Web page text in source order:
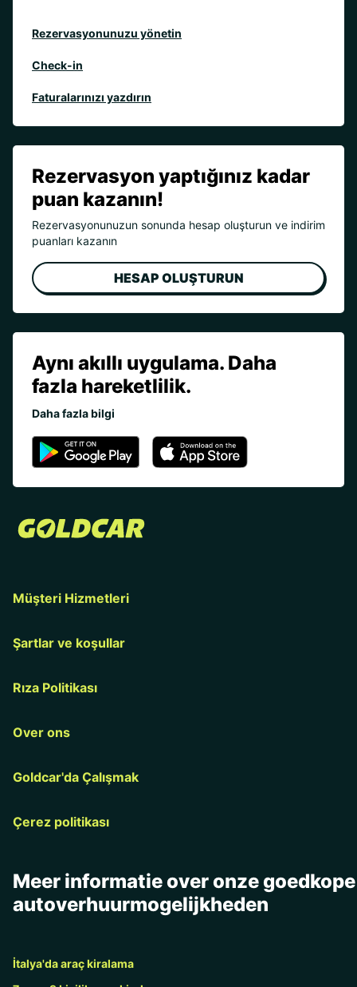
Rezervasyonunuzu yönetin
Check-in
Faturalarınızı yazdırın
Rezervasyon yaptığınız kadar
puan kazanın!
Rezervasyonunuzun sonunda hesap oluşturun ve indirim
puanları kazanın
HESAP OLUŞTURUN
Aynı akıllı uygulama. Daha
fazla hareketlilik.
Daha fazla bilgi
Müşteri Hizmetleri
Şartlar ve koşullar
Rıza Politikası
Over ons
Goldcar'da Çalışmak
Çerez politikası
Meer informatie over onze goedkope
autoverhuurmogelijkheden
İtalya'da araç kiralama